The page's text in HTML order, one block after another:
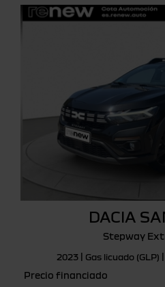
DACIA
Stepway
2023 | Gas licuado (GLP)
Precio financiado